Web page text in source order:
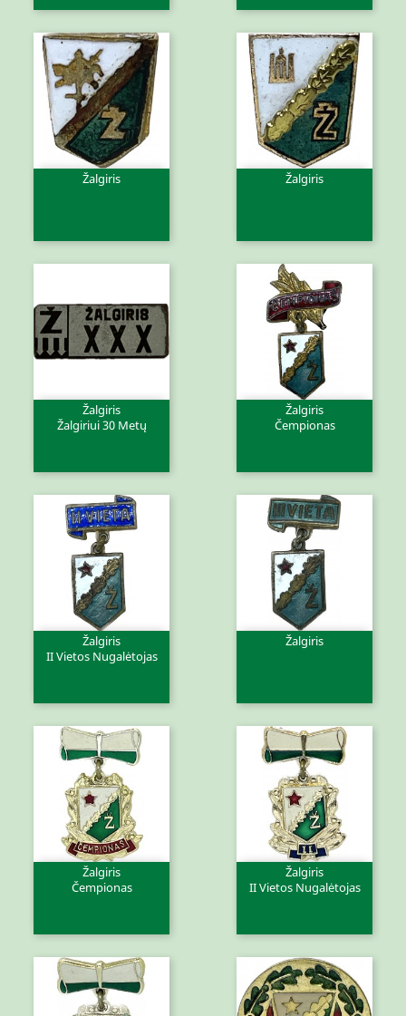
Žalgiris Žalgiris
Žalgiris
Žalgiriui 30 Metų
Žalgiris
Čempionas
Žalgiris
II Vietos Nugalėtojas
Žalgiris
Žalgiris
Čempionas
Žalgiris
II Vietos Nugalėtojas